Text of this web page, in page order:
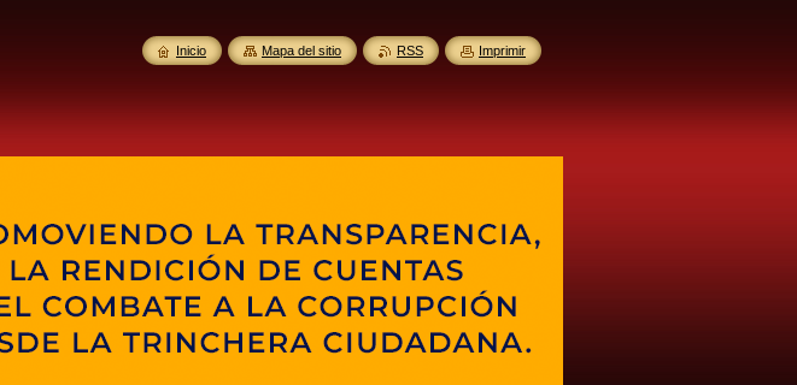
Inicio Mapa del sitio RSS Imprimir